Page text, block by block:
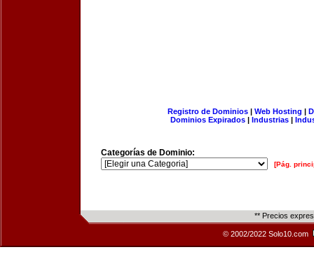
Registro de Dominios| Web Hosting |
Dominios Expirados | Industrias |
Categorías de Dominio:
[Pág.
** Precios
© 2002/2022 Solo10.com